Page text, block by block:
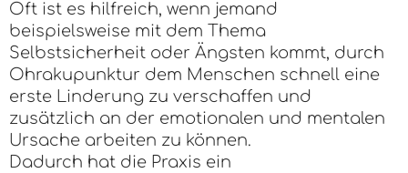
Oft ist es hilfreich, wenn jemand
beispielsweise mit dem Thema
Selbstsicherheit oder Ängsten kommt, durch
Ohrakupunktur dem Menschen schnell eine
erste Linderung zu verschaffen und
zusätzlich an der emotionalen und mentalen
Ursache arbeiten zu können.
Dadurch hat die Praxis ein